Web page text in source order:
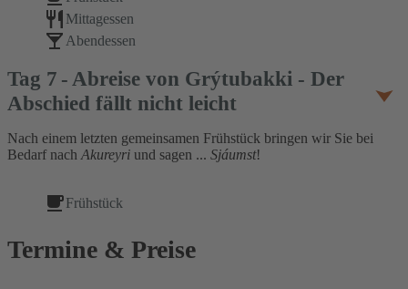
Mittagessen
Abendessen
Tag 7
Abreise von Grýtubakki - Der
Abschied fällt nicht leicht
Nach einem letzten gemeinsamen Frühstück bringen wir Sie bei
Bedarf nach Akureyri und sagen ... Sjáumst!
Frühstück
Termine & Preise